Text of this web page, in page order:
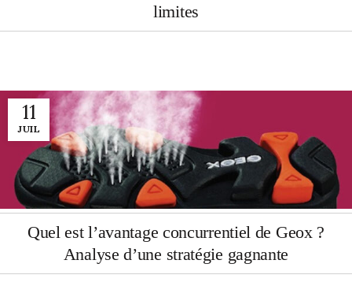
limites
11
JUIL
Quel est l’avantage concurrentiel de Geox ?
Analyse d’une stratégie gagnante